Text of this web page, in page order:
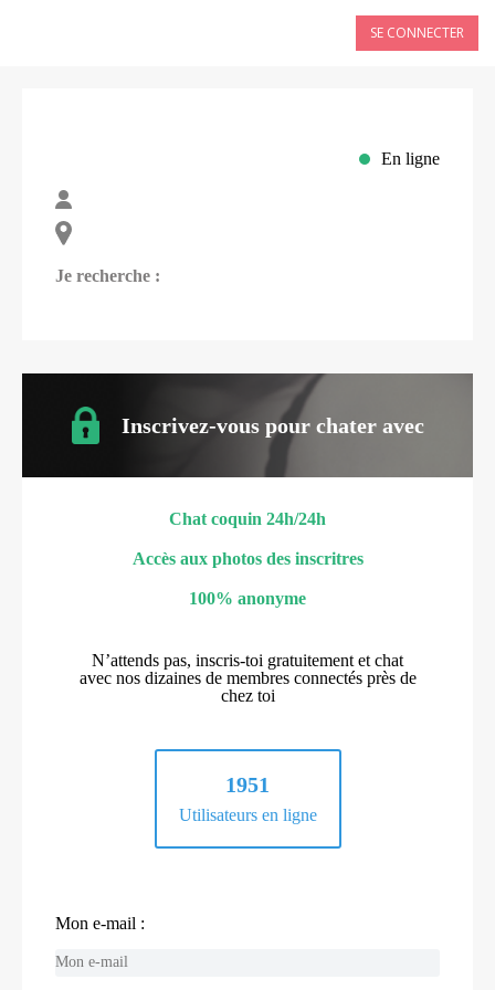
SE CONNECTER
En ligne
Je recherche :
Inscrivez-vous pour chater avec
Chat coquin 24h/24h
Accès aux photos des inscritres
100% anonyme
N’attends pas, inscris-toi gratuitement et chat
avec nos dizaines de membres connectés près de
chez toi
1951
Utilisateurs en ligne
Mon e-mail :